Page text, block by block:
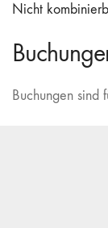
Nicht
Buchungen sind